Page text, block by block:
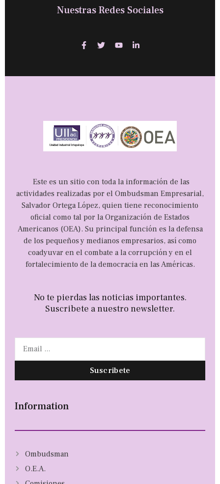
Nuestras Redes Sociales
Este es un sitio con toda la información de las
actividades realizadas por el Ombudsman Empresarial,
Salvador Ortega López, quien tiene reconocimiento
oficial como tal por la Organización de Estados
Americanos (OEA). Su principal función es la defensa
de los pequeños y medianos empresarios, así como
coadyuvar en el combate a la corrupción y en el
fortalecimiento de la democracia en las Américas.
No te pierdas las noticias importantes.
Suscribete a nuestro newsletter.
Suscribete
Information
Ombudsman
O.E.A.